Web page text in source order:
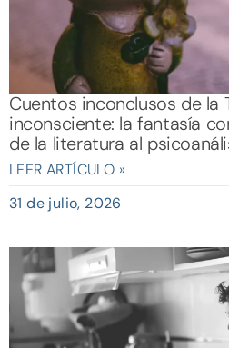
Cuentos inconclusos de la
inconsciente: la fantasía
de la literatura al
LEER ARTÍCULO »
31 de julio, 2026